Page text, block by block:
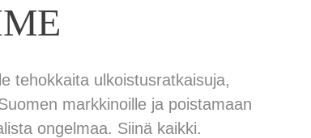
tehokkaita ulkoistusratkaisuja,
markkinoille ja poistamaan
ongelmaa. Siinä kaikki.